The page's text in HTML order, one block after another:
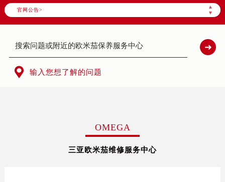
官网公告>
▲
▼
 输入您想了解的问题
OMEGA
三亚欧米茄维修服务中心